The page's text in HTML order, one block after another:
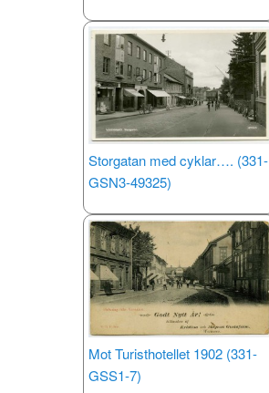
Storgatan med cyklar…. (331-
GSN3-49325)
Mot Turisthotellet 1902 (331-
GSS1-7)